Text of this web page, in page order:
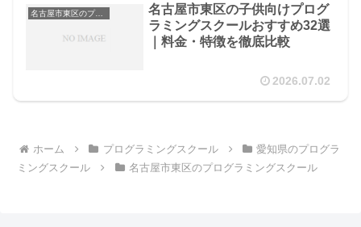
名古屋市東区のプログラミングスクール
名古屋市東区の子供向けプログ
ラミングスクールおすすめ32選
｜料金・特徴を徹底比較
2026.07.02
ホーム プログラミングスクール
愛知県のプログラ
ミングスクール
名古屋市東区のプログラミングスクール